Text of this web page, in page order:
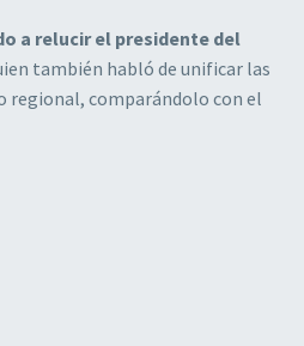
a relucir el presidente del
también habló de unificar las
regional, comparándolo con el